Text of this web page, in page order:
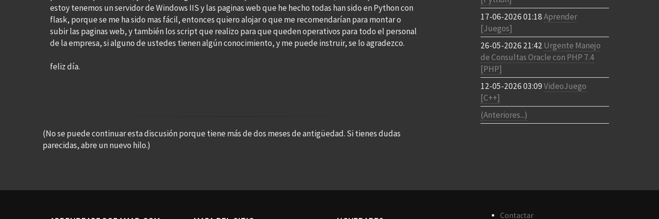
estoy tenemos un servidor de Windows IIS y las paginas web que he hecho todas han sido en Python con
flask, porque se me ha sido mas fácil, entonces quiero alojar o que me recomendarían para montar o
subir las paginas web, y también los script que realizo para que queden operativos para todo el personal
de la empresa, si alguno de ustedes tienen algún conocimiento, y me puede instruir, se lo agradezco.
feliz día.
(No se puede continuar esta discusión porque tiene más de dos meses de antigüedad. Si tienes dudas
parecidas, abre un nuevo hilo.)
17-06-2026 01:18Aprender
[Juegos]
26-05-2026 21:42 Urgente Manejo
de Consultas Oracle con PHP 7.4
[PHP]
12-05-2026 03:09VideoJuego
[C++]
(Anteriores...)
Contactar